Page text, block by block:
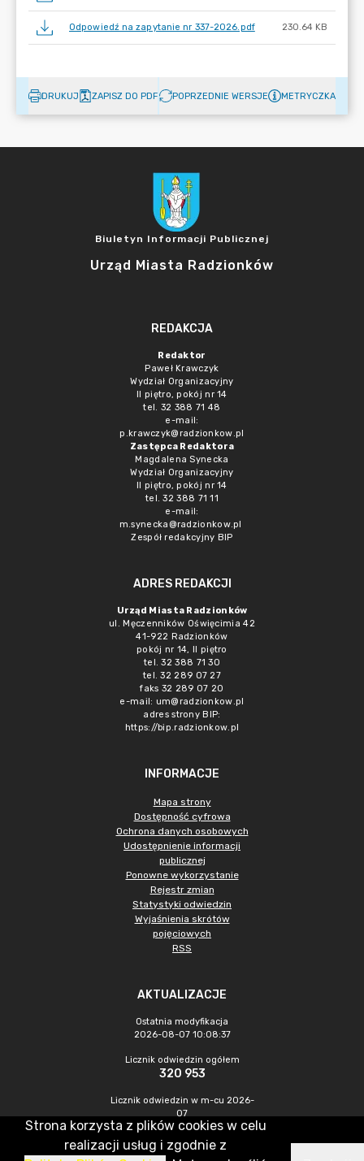
Odpowiedź na zapytanie nr 337-2026.pdf 230.64 KB
DRUKUJ ZAPISZ DO PDF POPRZEDNIE WERSJE METRYCZKA
Biuletyn Informacji Publicznej
Urząd Miasta Radzionków
REDAKCJA
Redaktor
Paweł Krawczyk
Wydział Organizacyjny
II piętro, pokój nr 14
tel. 32 388 71 48
e-mail:
p.krawczyk@radzionkow.pl
Zastępca Redaktora
Magdalena Synecka
Wydział Organizacyjny
II piętro, pokój nr 14
tel. 32 388 71 11
e-mail:
m.synecka@radzionkow.pl
Zespół redakcyjny BIP
ADRES REDAKCJI
Urząd Miasta Radzionków
ul. Męczenników Oświęcimia 42
41-922 Radzionków
pokój nr 14, II piętro
tel. 32 388 71 30
tel. 32 289 07 27
faks 32 289 07 20
e-mail: um@radzionkow.pl
adres strony BIP:
https://bip.radzionkow.pl
INFORMACJE
Mapa strony
Dostępność cyfrowa
Ochrona danych osobowych
Udostępnienie informacji
publicznej
Ponowne wykorzystanie
Rejestr zmian
Statystyki odwiedzin
Wyjaśnienia skrótów
pojęciowych
RSS
AKTUALIZACJE
Ostatnia modyfikacja
2026-08-07 10:08:37
Licznik odwiedzin ogółem
320 953
Licznik odwiedzin w m-cu 2026-
07
1 012
Strona korzysta z plików cookies w celu
realizacji usług i zgodnie z